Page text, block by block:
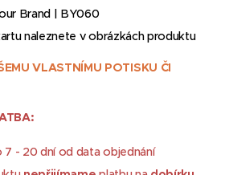
Brand | BY060
naleznete v obrázkách produktu
VLASTNÍMU POTISKU ČI
7 - 20 dní od data objednání